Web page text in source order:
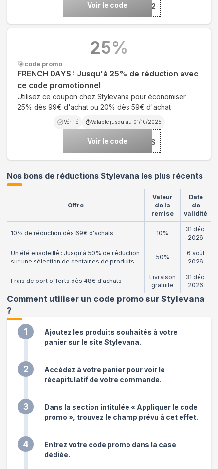
Voir le code***TREAT22
code promo
FRENCH DAYS : Jusqu'à 25% de réduction avec
ce code promotionnel
Utilisez ce coupon chez Stylevana pour économiser
25% dès 99€ d'achat ou 20% dès 59€ d'achat
Vérifié Valable jusqu'au 01/10/2025
Voir le code ***DS
25%
Nos bons de réductions Stylevana les plus récents
Offre
Valeur
de la
remise
Date
de
validité
10% de réduction dès 69€ d'achats 10%
31 déc.
2026
Un été ensoleillé : Jusqu'à 50% de réduction
sur une sélection de centaines de produits
50%
6 août
2026
Frais de port offerts dès 48€ d'achats
Livraison
gratuite
31 déc.
2026
Comment utiliser un code promo sur Stylevana
?
1
Ajoutez les produits souhaités à votre
panier sur le site Stylevana.
2
Accédez à votre panier pour voir le
récapitulatif de votre commande.
3
Dans la section intitulée « Appliquer le code
promo », trouvez le champ prévu à cet effet.
4
Entrez votre code promo dans la case
dédiée.